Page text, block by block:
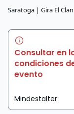
Saratoga | Gira El
Consultar en
condiciones
evento
Mindestalter